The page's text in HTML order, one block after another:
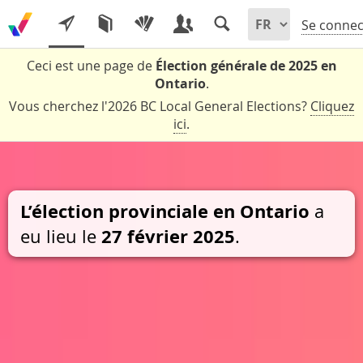
Se
Ceci est une page de Élection générale de 2025 en
Ontario.
Vous cherchez l'2026 BC Local General Elections? Cliquez
ici.
L’élection provinciale en Ontario a
eu lieu le 27 février 2025.